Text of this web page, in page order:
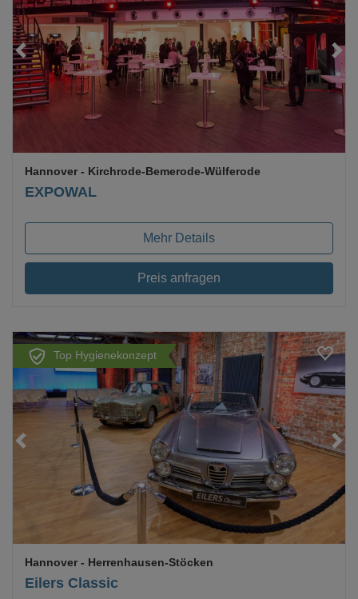
Loading...
EXPOWAL
Hannover - Kirchrode-Bemerode-Wülferode
Mehr Details
Preis anfragen
Top Hygienekonzept
Loading...
Eilers Classic
Hannover - Herrenhausen-Stöcken